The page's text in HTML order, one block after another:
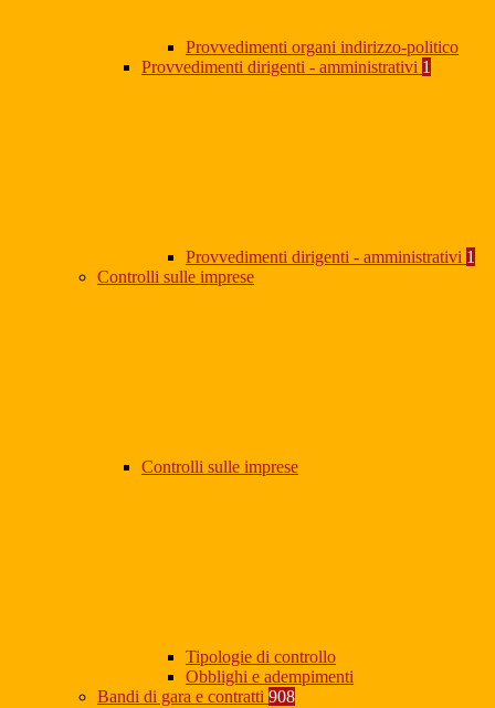
Provvedimenti organi indirizzo-politico
Provvedimenti dirigenti - amministrativi 1
Provvedimenti dirigenti - amministrativi 1
Controlli sulle imprese
Controlli sulle imprese
Tipologie di controllo
Obblighi e adempimenti
Bandi di gara e contratti 908